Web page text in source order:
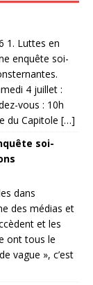
1. Luttes en
enquête soi-
4 juillet :
vous : 10h
du Capitole […]
soi-
dans
des médias et
et les
ont tous le
vague », c’est